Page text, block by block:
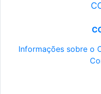
Informações sobre o